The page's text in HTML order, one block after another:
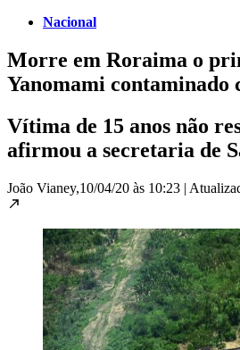
Nacional
Morre em Roraima o
Yanomami contaminado
Vítima de 15 anos não
afirmou a secretaria de
João Vianey,10/04/20 às 10:23 |